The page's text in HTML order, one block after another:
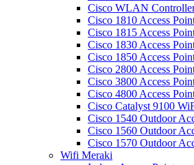
Cisco WLAN
Cisco 1810 Access
Cisco 1815 Access
Cisco 1830 Access
Cisco 1850 Access
Cisco 2800 Access
Cisco 3800 Access
Cisco 4800 Access
Cisco Catalyst 9100
Cisco 1540 Outdoor
Cisco 1560 Outdoor
Cisco 1570 Outdoor
Wifi Meraki